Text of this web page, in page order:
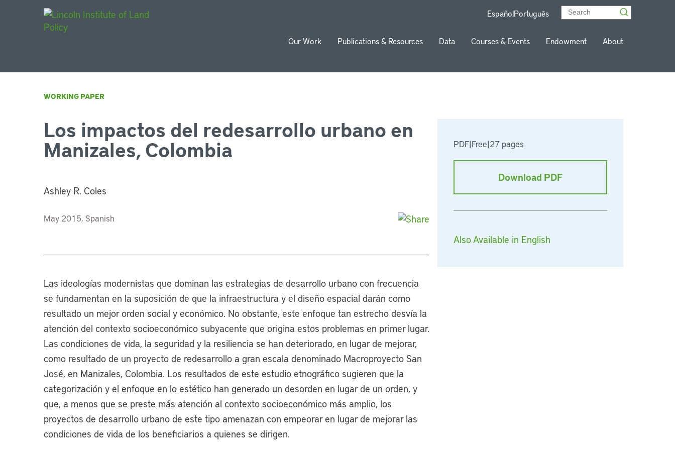
EspañolPortuguês
Our Work Publications & Resources Data Courses & Events Endowment About
WORKING PAPER
PDF|Free|27 pages
Download PDF
Also Available in English
Los impactos del redesarrollo urbano en
Manizales, Colombia
Ashley R. Coles
May 2015, Spanish
Las ideologías modernistas que dominan las estrategias de desarrollo urbano con frecuencia
se fundamentan en la suposición de que la infraestructura y el diseño espacial darán como
resultado un mejor orden social y económico. No obstante, este enfoque tan estrecho desvía la
atención del contexto socioeconómico subyacente que origina estos problemas en primer lugar.
Las condiciones de vida, la seguridad y la resiliencia se han deteriorado, en lugar de mejorar,
como resultado de un proyecto de redesarrollo a gran escala denominado Macroproyecto San
José, en Manizales, Colombia. Los resultados de este estudio etnográfico sugieren que la
categorización y el enfoque en lo estético han generado un desorden en lugar de un orden, y
que, a menos que se preste más atención al contexto socioeconómico más amplio, los
proyectos de desarrollo urbano de este tipo amenazan con empeorar en lugar de mejorar las
condiciones de vida de los beneficiarios a quienes se dirigen.